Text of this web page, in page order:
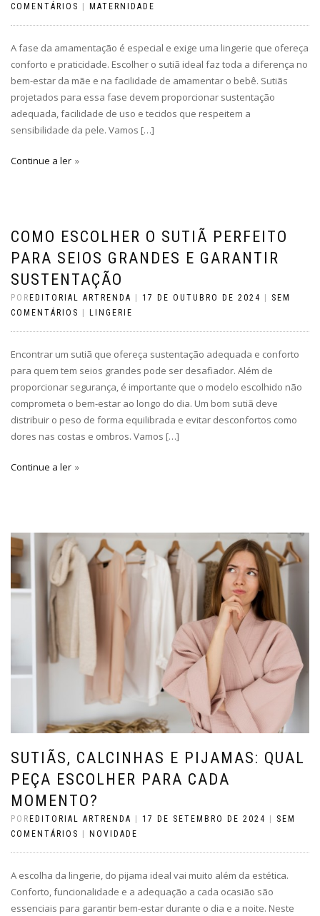
COMENTÁRIOS
MATERNIDADE
A fase da amamentação é especial e exige uma lingerie que ofereça
conforto e praticidade. Escolher o sutiã ideal faz toda a diferença no
bem-estar da mãe e na facilidade de amamentar o bebê. Sutiãs
projetados para essa fase devem proporcionar sustentação
adequada, facilidade de uso e tecidos que respeitem a
sensibilidade da pele. Vamos […]
Continue a ler
COMO ESCOLHER O SUTIÃ PERFEITO
PARA SEIOS GRANDES E GARANTIR
SUSTENTAÇÃO
POR EDITORIAL ARTRENDA 17 DE OUTUBRO DE 2024
SEM
COMENTÁRIOS
LINGERIE
Encontrar um sutiã que ofereça sustentação adequada e conforto
para quem tem seios grandes pode ser desafiador. Além de
proporcionar segurança, é importante que o modelo escolhido não
comprometa o bem-estar ao longo do dia. Um bom sutiã deve
distribuir o peso de forma equilibrada e evitar desconfortos como
dores nas costas e ombros. Vamos […]
Continue a ler
SUTIÃS, CALCINHAS E PIJAMAS: QUAL
PEÇA ESCOLHER PARA CADA
MOMENTO?
POREDITORIAL ARTRENDA | 17 DE SETEMBRO DE 2024 | SEM
COMENTÁRIOS | NOVIDADE
A escolha da lingerie, do pijama ideal vai muito além da estética.
Conforto, funcionalidade e a adequação a cada ocasião são
essenciais para garantir bem-estar durante o dia e a noite. Neste